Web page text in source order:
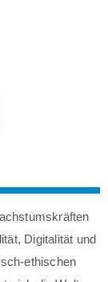
Digitalität und
ethischen